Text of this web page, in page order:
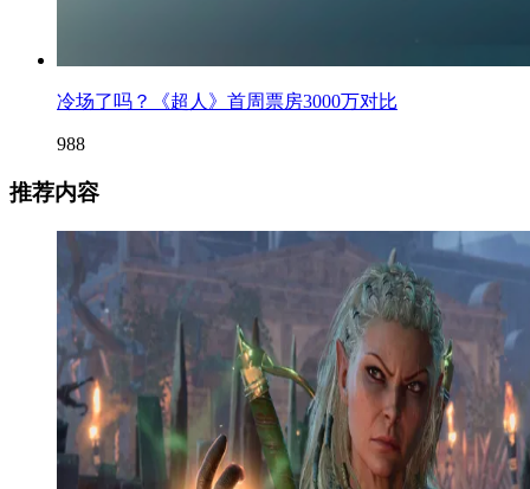
冷场了吗？《超人》首周票房3000万对比
988
推荐内容